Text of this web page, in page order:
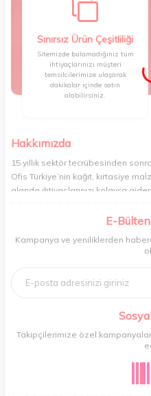
Sınırsız Ürün Çeşitliliği
Sitemizde bulamadığınız tüm
ihtiyaçlarınızı müşteri
temsilcilerimize ulaşarak
dakikalar içinde satın
alabilirsiniz.
Hakkımızda
15 yıllık sektör tecrübesinden
Ofis Türkiye’nin kağıt, kırtasiye
alanda ihtiyaçlarınızı kolayca
veya yaşam alanınızın tüm
şirket ve işyeri yönetimini her
tedarik edebilmenizi sağlar.
E-
Kampanya ve yeniliklerden
Takipçilerimize özel